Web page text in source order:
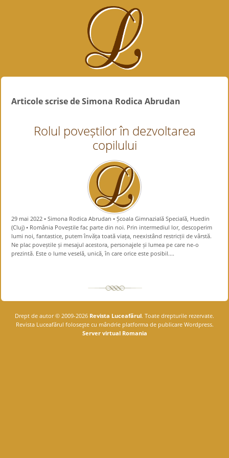
Articole scrise de Simona Rodica Abrudan
Rolul poveștilor în dezvoltarea
copilului
29 mai 2022 • Simona Rodica Abrudan • Școala Gimnazială Specială, Huedin
(Cluj) • România Poveștile fac parte din noi. Prin intermediul lor, descoperim
lumi noi, fantastice, putem învăța toată viața, neexistând restricții de vârstă.
Ne plac poveștile și mesajul acestora, personajele și lumea pe care ne-o
prezintă. Este o lume veselă, unică, în care orice este posibil....
Drept de autor © 2009-2026 Revista Luceafărul. Toate drepturile rezervate.
Revista Luceafărul foloseşte cu mândrie platforma de publicare Wordpress.
Server virtual Romania